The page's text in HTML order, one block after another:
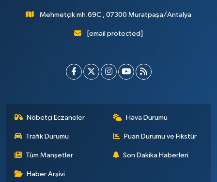
Mehmetçik mh.69C , 07300 Muratpaşa/Antalya
[email protected]
Nöbetçi Eczaneler Hava Durumu
Trafik Durumu Puan Durumu ve Fikstür
Tüm Manşetler Son Dakika Haberleri
Haber Arşivi